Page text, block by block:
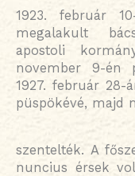
1923. február
megalakult
apostoli
november 9-én
1927. február 28-
püspökévé, majd
szentelték. A
nuncius érsek